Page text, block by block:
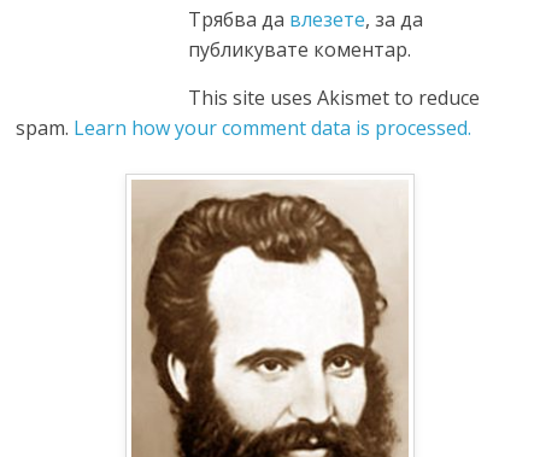
Трябва да влезете, за да
публикувате коментар.
This site uses Akismet to reduce
spam. Learn how your comment data is processed.